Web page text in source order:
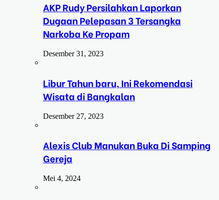
AKP Rudy Persilahkan Laporkan
Dugaan Pelepasan 3 Tersangka
Narkoba Ke Propam
Desember 31, 2023
Libur Tahun baru, Ini Rekomendasi
Wisata di Bangkalan
Desember 27, 2023
Alexis Club Manukan Buka Di Samping
Gereja
Mei 4, 2024